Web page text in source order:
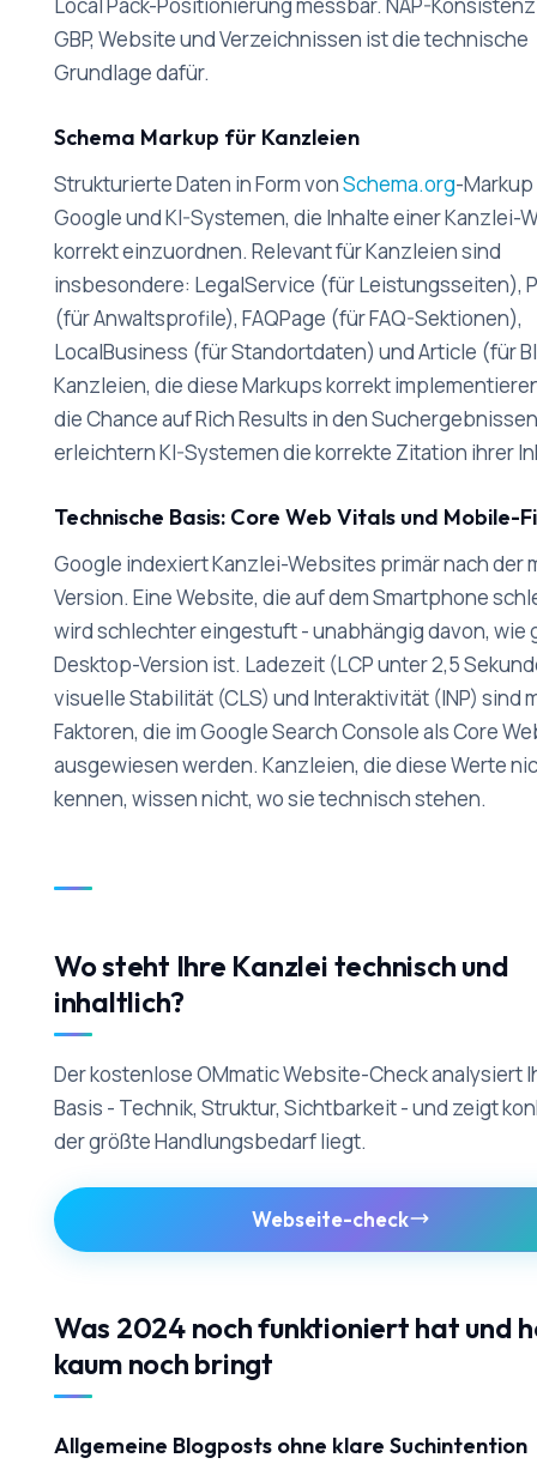
GBP, Website und Verzeichnissen ist die technische
Grundlage dafür.
Schema Markup für Kanzleien
Strukturierte Daten in Form vonSchema.org-
Google und KI-Systemen, die Inhalte einer Kanzlei-
korrekt einzuordnen. Relevant für Kanzleien sind
insbesondere: LegalService (für Leistungsseiten),
(für Anwaltsprofile), FAQPage (für FAQ-Sektionen),
LocalBusiness (für Standortdaten) und Article (für
Kanzleien, die diese Markups korrekt
die Chance auf Rich Results in den
erleichtern KI-Systemen die korrekte Zitation ihrer
Technische Basis: Core Web Vitals und Mobile-
Google indexiert Kanzlei-Websites primär nach der
Version. Eine Website, die auf dem Smartphone
wird schlechter eingestuft - unabhängig davon, wie
Desktop-Version ist. Ladezeit (LCP unter 2,5
visuelle Stabilität (CLS) und Interaktivität (INP) sind
Faktoren, die im Google Search Console als Core
ausgewiesen werden. Kanzleien, die diese Werte
kennen, wissen nicht, wo sie technisch stehen.
Wo steht Ihre Kanzlei technisch und
inhaltlich?
Der kostenlose OMmatic Website-Check analysiert
Basis - Technik, Struktur, Sichtbarkeit - und zeigt
der größte Handlungsbedarf liegt.
Webseite-check
Was 2024 noch funktioniert hat und
kaum noch bringt
Allgemeine Blogposts ohne klare Suchintention